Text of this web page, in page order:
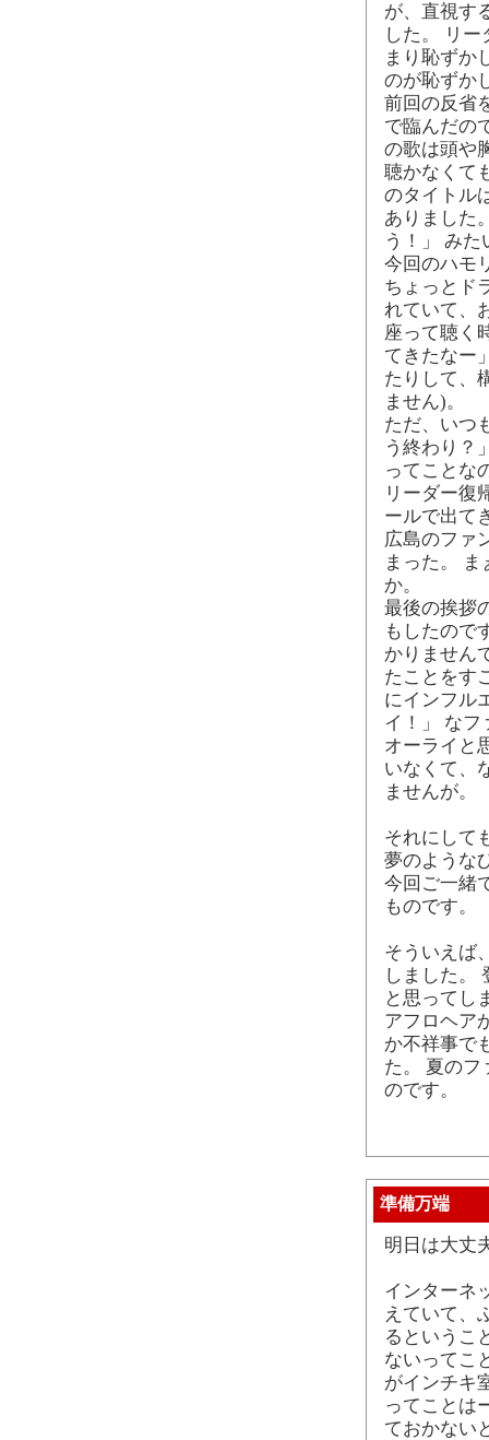
が、直視す
した。 リ
まり恥ずか
のが恥ずか
前回の反省
で臨んだの
の歌は頭や
聴かなくて
のタイトル
ありました
う！」 みた
今回のハモ
ちょっとド
れていて、
座って聴く
てきたなー
たりして、
ません)。
ただ、いつ
う終わり？
ってことな
リーダー復
ールで出て
広島のファ
まった。
か。
最後の挨拶
もしたので
かりません
たことをす
にインフル
イ！」 なフ
オーライと
いなくて、
ませんが。
それにして
夢のような
今回ご一緒
ものです。
そういえば
しました。
と思ってし
アフロヘア
か不祥事で
た。 夏のフ
のです。
準備万端
明日は大丈
インターネ
えていて、
るというこ
ないってこ
がインチキ
ってことは
ておかない